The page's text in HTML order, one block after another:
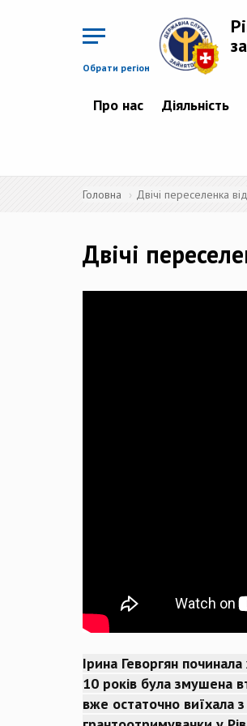
Обрати регіон
Про нас Діяльність
Головна Двічі переселенка
Двічі
Ірина Геворгян
10 років була змушена
вже остаточно виїхала